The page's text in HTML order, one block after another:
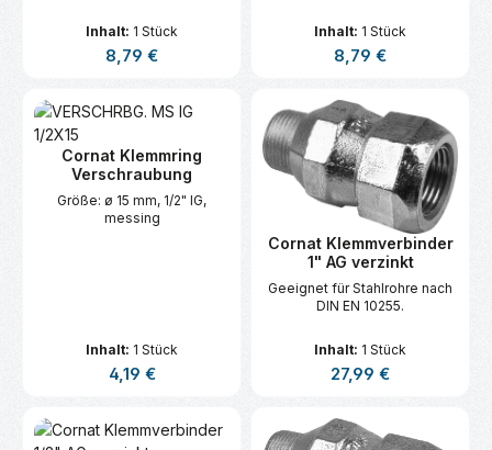
Inhalt: 1 Stück
Regulärer Preis:
8,79 €
Inhalt: 1 Stück
Regulärer Preis:
8,79 €
Cornat Klemmring
Verschraubung
Größe: ø 15 mm, 1/2" IG,
messing
Inhalt: 1 Stück
Regulärer Preis:
4,19 €
Cornat Klemmverbinder
1" AG verzinkt
Geeignet für Stahlrohre nach
DIN EN 10255.
Inhalt: 1 Stück
Regulärer Preis:
27,99 €